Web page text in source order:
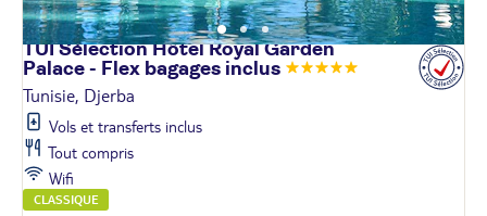
TUI Sélection Hôtel Royal Garden
Palace - Flex bagages inclus
Tunisie, Djerba
Vols et transferts inclus
Tout compris
Wifi
CLASSIQUE